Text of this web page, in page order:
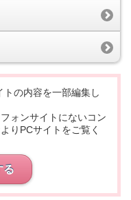
の内容を一部編集し
ォンサイトにないコン
りPCサイトをご覧く
る